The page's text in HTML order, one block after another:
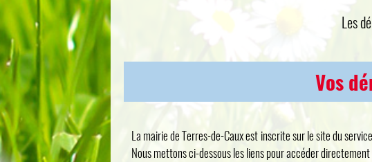
Les
Vos
La mairie de Terres-de-Caux est inscrite sur le site du
Nous mettons ci-dessous les liens pour accéder